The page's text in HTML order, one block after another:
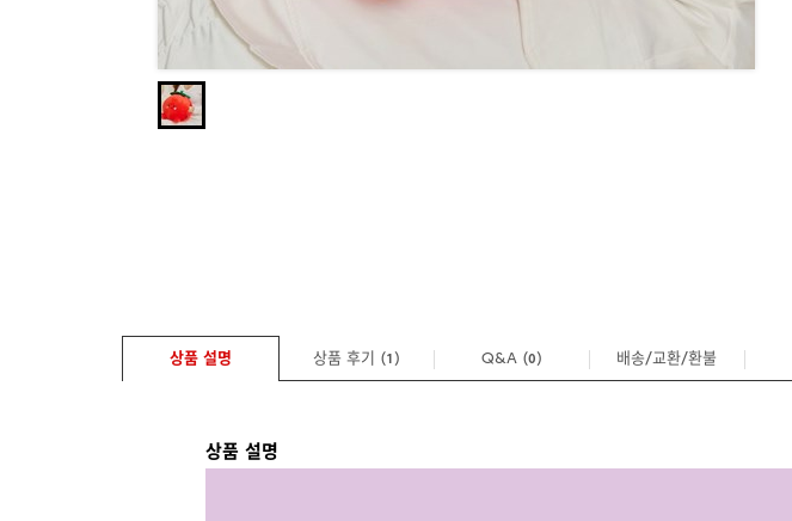
상품 설명 상품 후기 (1 ) Q&A (0) 배송/교환/환불
상품 설명